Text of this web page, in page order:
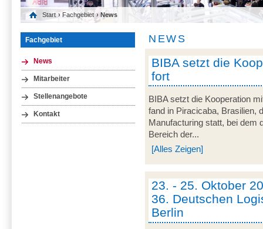
Start › Fachgebiet › News
Fachgebiet
News
Mitarbeiter
Stellenangebote
Kontakt
NEWS
BIBA setzt die
fort
BIBA setzt die Kooperation
fand in Piracicaba, Brasilien,
Manufacturing statt, bei dem
Bereich der...
[Alles Zeigen]
23. - 25. Oktober
36. Deutschen
Berlin